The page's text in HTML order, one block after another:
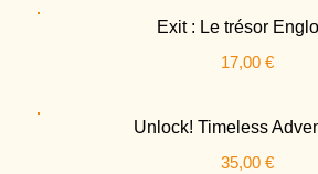
Exit : Le trésor
17,00 €
Unlock! Timeless
35,00 €